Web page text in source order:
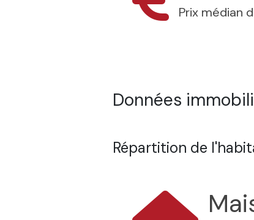
Prix médian
Données
Répartition de